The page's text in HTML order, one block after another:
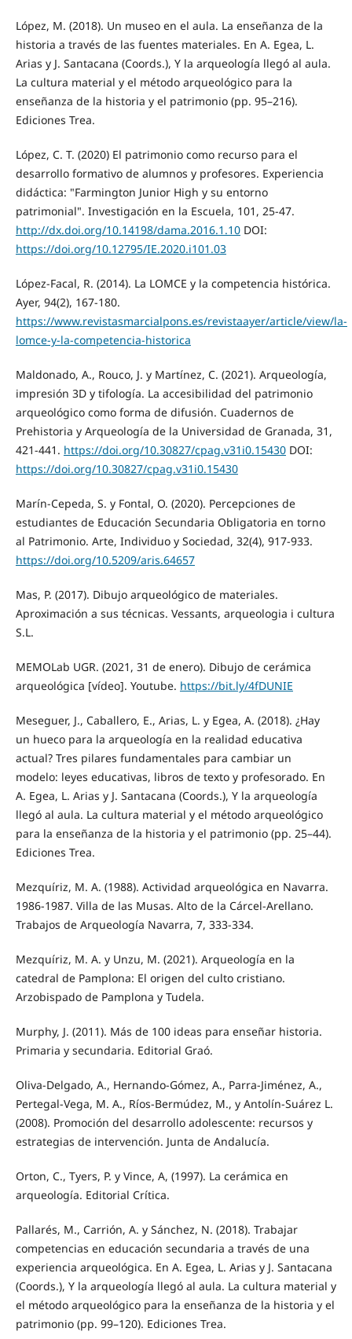
López, M. (2018). Un museo en el aula. La enseñanza de la
historia a través de las fuentes materiales. En A. Egea, L.
Arias y J. Santacana (Coords.), Y la arqueología llegó al aula.
La cultura material y el método arqueológico para la
enseñanza de la historia y el patrimonio (pp. 95–216).
Ediciones Trea.
López, C. T. (2020) El patrimonio como recurso para el
desarrollo formativo de alumnos y profesores. Experiencia
didáctica: "Farmington Junior High y su entorno
patrimonial". Investigación en la Escuela, 101, 25-47.
http://dx.doi.org/10.14198/dama.2016.1.10DOI:
https://doi.org/10.12795/IE.2020.i101.03
López-Facal, R. (2014). La LOMCE y la competencia histórica.
Ayer, 94(2), 167-180.
https://www.revistasmarcialpons.es/revistaayer/article/view/la-
lomce-y-la-competencia-historica
Maldonado, A., Rouco, J. y Martínez, C. (2021). Arqueología,
impresión 3D y tifología. La accesibilidad del patrimonio
arqueológico como forma de difusión. Cuadernos de
Prehistoria y Arqueología de la Universidad de Granada, 31,
421-441. https://doi.org/10.30827/cpag.v31i0.15430DOI:
https://doi.org/10.30827/cpag.v31i0.15430
Marín-Cepeda, S. y Fontal, O. (2020). Percepciones de
estudiantes de Educación Secundaria Obligatoria en torno
al Patrimonio. Arte, Individuo y Sociedad, 32(4), 917-933.
https://doi.org/10.5209/aris.64657
Mas, P. (2017). Dibujo arqueológico de materiales.
Aproximación a sus técnicas. Vessants, arqueologia i cultura
S.L.
MEMOLab UGR. (2021, 31 de enero). Dibujo de cerámica
arqueológica [vídeo]. Youtube. https://bit.ly/4fDUNIE
Meseguer, J., Caballero, E., Arias, L. y Egea, A. (2018). ¿Hay
un hueco para la arqueología en la realidad educativa
actual? Tres pilares fundamentales para cambiar un
modelo: leyes educativas, libros de texto y profesorado. En
A. Egea, L. Arias y J. Santacana (Coords.), Y la arqueología
llegó al aula. La cultura material y el método arqueológico
para la enseñanza de la historia y el patrimonio (pp. 25–44).
Ediciones Trea.
Mezquíriz, M. A. (1988). Actividad arqueológica en Navarra.
1986-1987. Villa de las Musas. Alto de la Cárcel-Arellano.
Trabajos de Arqueología Navarra, 7, 333-334.
Mezquíriz, M. A. y Unzu, M. (2021). Arqueología en la
catedral de Pamplona: El origen del culto cristiano.
Arzobispado de Pamplona y Tudela.
Murphy, J. (2011). Más de 100 ideas para enseñar historia.
Primaria y secundaria. Editorial Graó.
Oliva-Delgado, A., Hernando-Gómez, A., Parra-Jiménez, A.,
Pertegal-Vega, M. A., Ríos-Bermúdez, M., y Antolín-Suárez L.
(2008). Promoción del desarrollo adolescente: recursos y
estrategias de intervención. Junta de Andalucía.
Orton, C., Tyers, P. y Vince, A, (1997). La cerámica en
arqueología. Editorial Crítica.
Pallarés, M., Carrión, A. y Sánchez, N. (2018). Trabajar
competencias en educación secundaria a través de una
experiencia arqueológica. En A. Egea, L. Arias y J. Santacana
(Coords.), Y la arqueología llegó al aula. La cultura material y
el método arqueológico para la enseñanza de la historia y el
patrimonio (pp. 99–120). Ediciones Trea.